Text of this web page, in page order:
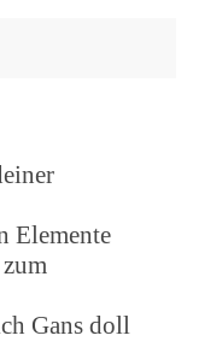
Elemente
Gans doll